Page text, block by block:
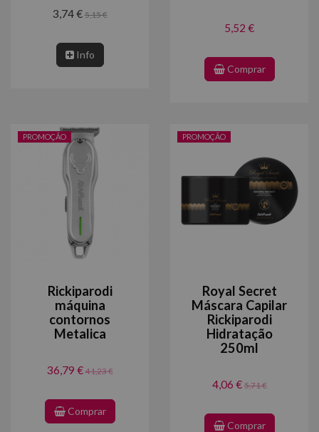
3,74 €5,15 €
Info
5,52 €
Comprar
PROMOÇÃO
Rickiparodi
máquina
contornos
Metalica
36,79 €41,23 €
Comprar
PROMOÇÃO
Royal Secret
Máscara Capilar
Rickiparodi
Hidratação
250ml
4,06 €5,71 €
Comprar